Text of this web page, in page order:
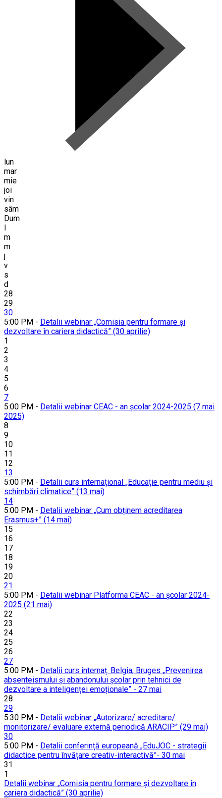
lun
mar
mie
joi
vin
sâm
Dum
l
m
m
j
v
s
d
28
29
30
5:00 PM - Detalii webinar „Comisia pentru formare și
dezvoltare în cariera didactică” (30 aprilie)
1
2
3
4
5
6
7
5:00 PM - Detalii webinar CEAC - an școlar 2024-2025 (7 mai
2025)
8
9
10
11
12
13
5:00 PM - Detalii curs internațional „Educație pentru mediu și
schimbări climatice” (13 mai)
14
5:00 PM - Detalii webinar „Cum obținem acreditarea
Erasmus+” (14 mai)
15
16
17
18
19
20
21
5:00 PM - Detalii webinar Platforma CEAC - an școlar 2024-
2025 (21 mai)
22
23
24
25
26
27
5:00 PM - Detalii curs internaț. Belgia, Bruges „Prevenirea
absenteismului și abandonului școlar prin tehnici de
dezvoltare a inteligenței emoționale” - 27 mai
28
29
5:30 PM - Detalii webinar „Autorizare/ acreditare/
monitorizare/ evaluare externă periodică ARACIP” (29 mai)
30
5:00 PM - Detalii conferință europeană „EduJOC - strategii
didactice pentru învățare creativ-interactivă”- 30 mai
31
1
Detalii webinar „Comisia pentru formare și dezvoltare în
cariera didactică” (30 aprilie)